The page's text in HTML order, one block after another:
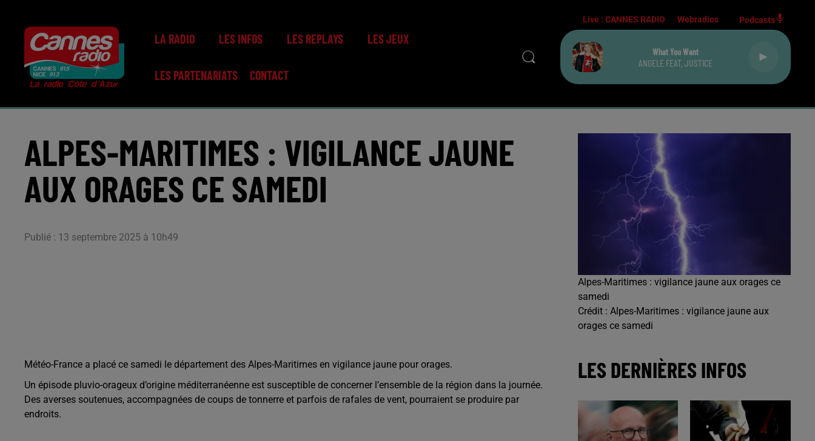
LA RADIO LES INFOS LES REPLAYS LES JEUX
LES PARTENARIATS CONTACT
Live :CANNES RADIO Webradios Podcasts
What You Want
ANGELE FEAT. JUSTICE
ALPES-MARITIMES : VIGILANCE JAUNE
AUX ORAGES CE SAMEDI
Publié : 13 septembre 2025 à 10h49
Alpes-Maritimes : vigilance jaune aux orages ce
samedi
Crédit : Alpes-Maritimes : vigilance jaune aux
orages ce samedi
Météo-France a placé ce samedi le département des Alpes-Maritimes en vigilance jaune pour orages.
Un épisode pluvio-orageux d’origine méditerranéenne est susceptible de concerner l’ensemble de la région dans la journée.
Des averses soutenues, accompagnées de coups de tonnerre et parfois de rafales de vent, pourraient se produire par
endroits.
LES DERNIÈRES INFOS